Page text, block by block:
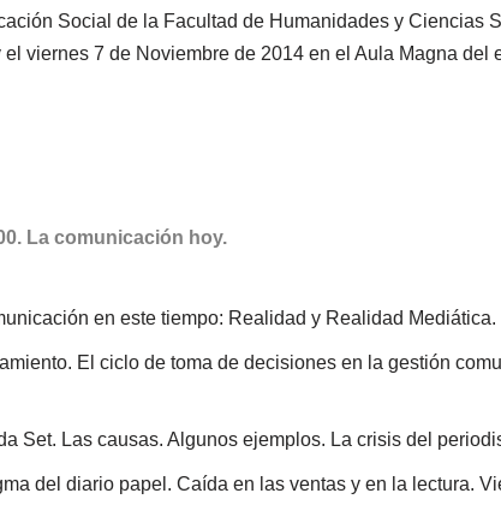
Social de la Facultad de Humanidades y Ciencias
viernes 7 de Noviembre de 2014 en el Aula Magna del
La comunicación hoy.
en este tiempo: Realidad y Realidad Mediática.
El ciclo de toma de decisiones en la gestión
Set. Las causas. Algunos ejemplos. La crisis del
del diario papel. Caída en las ventas y en la lectura.